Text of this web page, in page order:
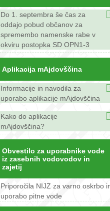
Do 1. septembra še čas za
oddajo pobud občanov za
spremembo namenske rabe v
okviru postopka SD OPN1-3
Aplikacija mAjdovščina
Informacije in navodila za
uporabo aplikacije mAjdovščina
Kako do aplikacije
mAjdovščina?
Obvestilo za uporabnike vode
iz zasebnih vodovodov in
zajetij
Priporočila NIJZ za varno oskrbo
uporabo pitne vode